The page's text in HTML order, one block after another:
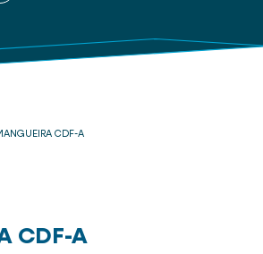
CDF-A
CDF-A